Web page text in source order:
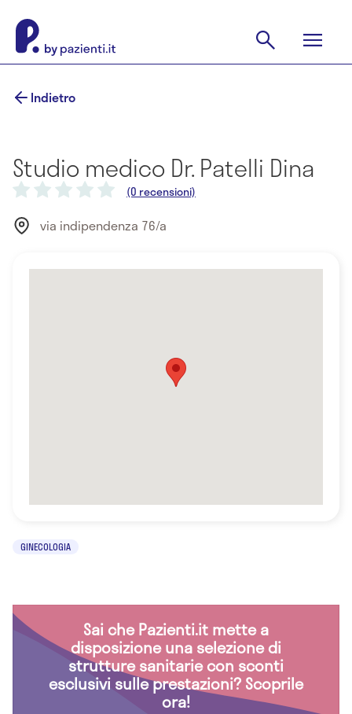
Indietro
Studio medico Dr. Patelli Dina
(0 recensioni)
via indipendenza 76/a
GINECOLOGIA
Sai che Pazienti.it mette a
disposizione una selezione di
strutture sanitarie con sconti
esclusivi sulle prestazioni? Scoprile
ora!